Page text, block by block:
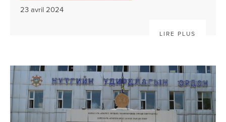
23 avril 2024
LIRE PLUS